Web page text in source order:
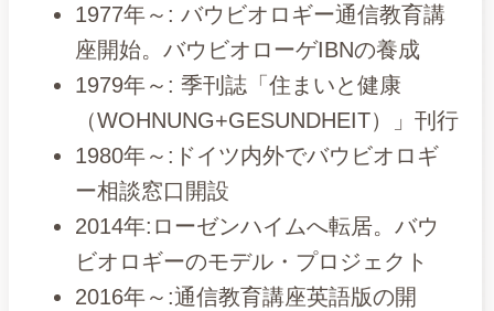
1977年～: バウビオロギー通信教育講
座開始。バウビオローゲIBNの養成
1979年～: 季刊誌「住まいと健康
（WOHNUNG+GESUNDHEIT）」刊行
1980年～:ドイツ内外でバウビオロギ
ー相談窓口開設
2014年:ローゼンハイムへ転居。バウ
ビオロギーのモデル・プロジェクト
2016年～:通信教育講座英語版の開